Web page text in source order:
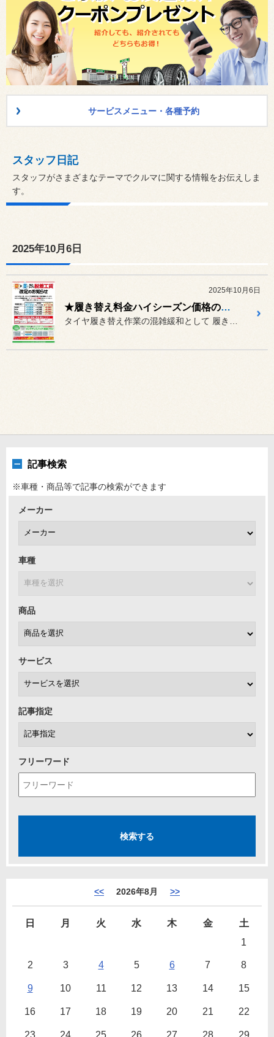
サービスメニュー・各種予約
スタッフ日記
スタッフがさまざまなテーマでクルマに関する情報をお伝えしま
す。
2025年10月6日
2025年10月6日
★履き替え料金ハイシーズン価格のご案内★
記事検索
※車種・商品等で記事の検索ができます
メーカー
車種
商品
サービス
記事指定
フリーワード
<< 2026年8月 >>
日 月 火 水 木 金
土
1
2 3 4 5 6 7 8
9 10 11 12 13 14 15
16 17 18 19 20 21 22
23 24 25 26 27 28 29